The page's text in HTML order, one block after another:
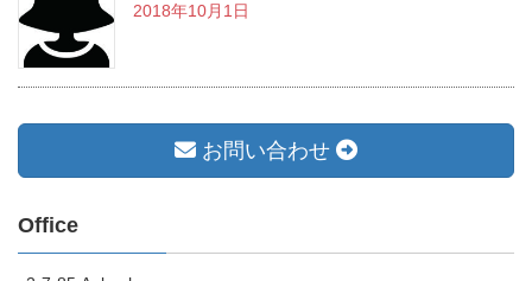
2018年10月1日
お問い合わせ
Office